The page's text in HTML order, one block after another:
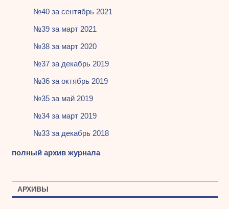
№40 за сентябрь 2021
№39 за март 2021
№38 за март 2020
№37 за декабрь 2019
№36 за октябрь 2019
№35 за май 2019
№34 за март 2019
№33 за декабрь 2018
полный архив журнала
АРХИВЫ